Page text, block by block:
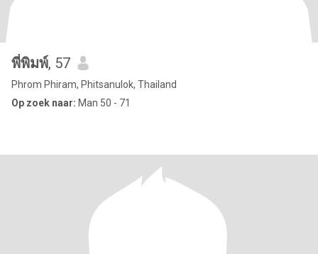
พี่พิมพ์, 57
Phrom Phiram, Phitsanulok, Thailand
Op zoek naar: Man 50 - 71